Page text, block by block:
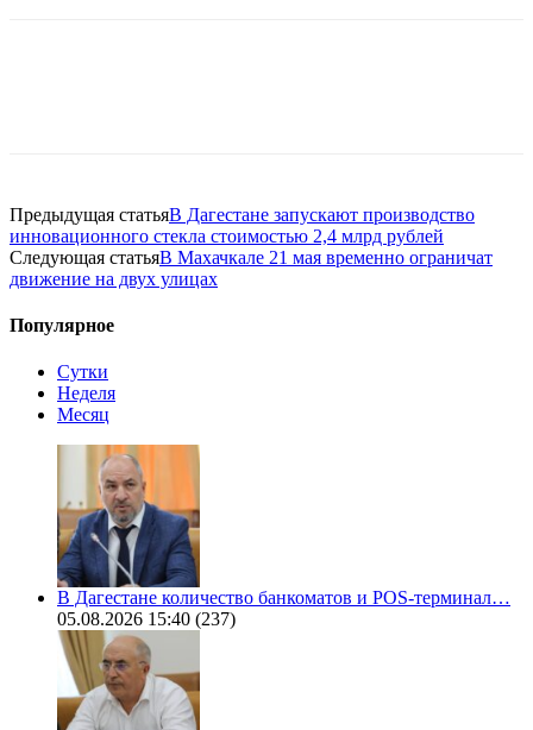
Предыдущая статьяВ Дагестане запускают производство
инновационного стекла стоимостью 2,4 млрд рублей
Следующая статьяВ Махачкале 21 мая временно ограничат
движение на двух улицах
Популярное
Сутки
Неделя
Месяц
В Дагестане количество банкоматов и POS-терминал…
05.08.2026 15:40 (237)